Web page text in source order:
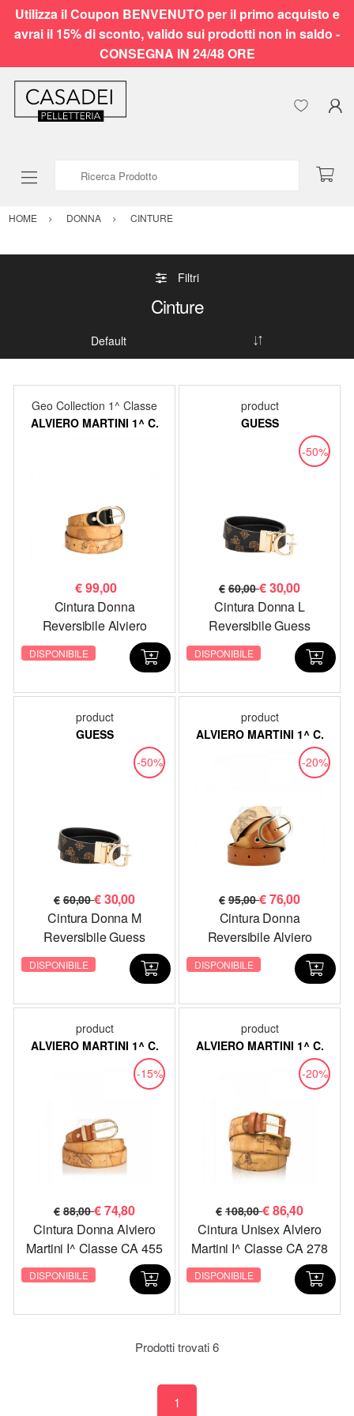
Utilizza il Coupon BENVENUTO per il primo acquisto e
avrai il 15% di sconto, valido sui prodotti non in saldo -
CONSEGNA IN 24/48 ORE
HOME DONNA CINTURE
Filtri
Cinture
Geo Collection 1^ Classe
ALVIERO MARTINI 1^ C.
€99,00
Cintura Donna
Reversibile Alviero
Martini I^ Classe CA513
6426 Geo Classic e Geo
DISPONIBILE
product
GUESS
-50%
€ 60,00€30,00
Cintura Donna L
Reversibile Guess
BW9171P4430 Logo
Testa di Moro
DISPONIBILE
product
GUESS
-50%
€ 60,00€30,00
Cintura Donna M
Reversibile Guess
BW9171P4430 Logo
Testa di Moro
DISPONIBILE
product
ALVIERO MARTINI 1^ C.
-20%
€ 95,00€76,00
Cintura Donna
Reversibile Alviero
Martini I^ Classe CA 273
6000 Geo Classic
DISPONIBILE
product
ALVIERO MARTINI 1^ C.
-15%
€ 88,00€74,80
Cintura Donna Alviero
Martini I^ Classe CA 455
6000 Geo Classic
DISPONIBILE
product
ALVIERO MARTINI 1^ C.
-20%
€ 108,00€86,40
Cintura Unisex Alviero
Martini I^ Classe CA 278
6000 Geo Classic
DISPONIBILE
Prodotti trovati6
1